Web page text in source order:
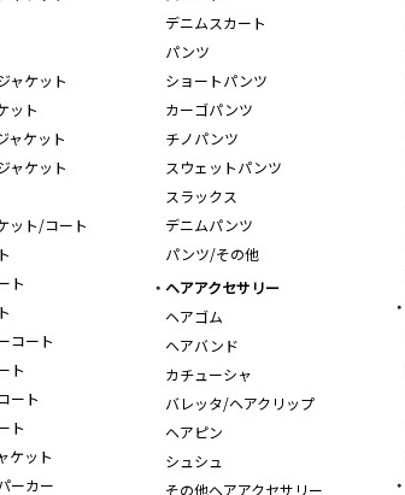
ャケット
ット
ャケット
ャケット
ット/コート
ト
コート
ト
ート
ト
ケット
ーカー
デニムスカート
パンツ
ショートパンツ
カーゴパンツ
チノパンツ
スウェットパンツ
スラックス
デニムパンツ
パンツ/その他
ヘアアクセサリー
ヘアゴム
ヘアバンド
カチューシャ
バレッタ/ヘアクリップ
ヘアピン
シュシュ
その他ヘアアクセサリー